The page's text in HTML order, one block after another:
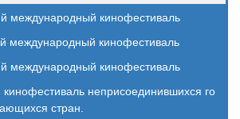
международный кинофестиваль
международный кинофестиваль
международный кинофестиваль
неприсоединившихся го
стран.